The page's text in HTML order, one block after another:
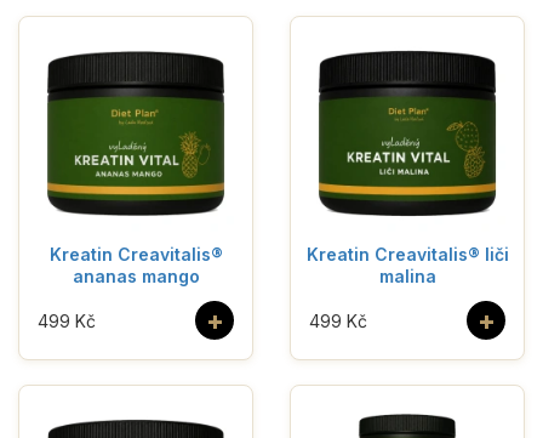
Kreatin Creavitalis®
ananas mango
+
499 Kč
Kreatin Creavitalis® liči
malina
+
499 Kč